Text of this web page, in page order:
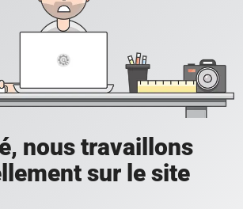
nous travaillons
sur le site